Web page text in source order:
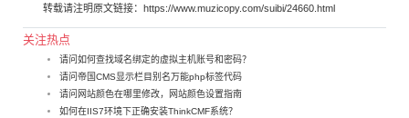
转载请注明原文链接： https://www.muzicopy.com/suibi/24660.html
关注热点
请问如何查找域名绑定的虚拟主机账号和密码？
请问帝国CMS显示栏目别名万能php标签代码
请问网站颜色在哪里修改，网站颜色设置指南
如何在IIS7环境下正确安装ThinkCMF系统？